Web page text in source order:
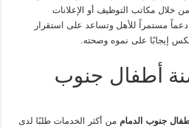
من خلال مكاتب التوظيف أو الإعلانات
دعماً مستمراً للأهل وتساعد على استقرار
إيجابًا على نموه وصحته.
أطفال جنوب
جنوب الدمام من أكثر الخدمات طلبًا لدى